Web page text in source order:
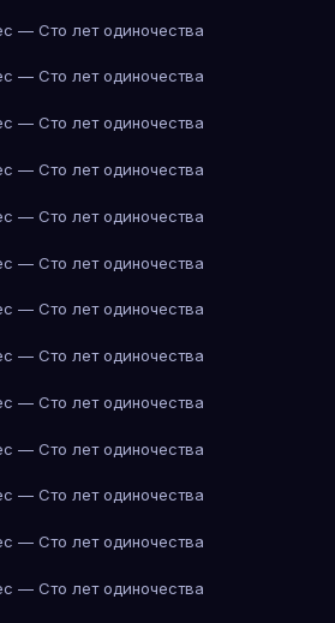
— Сто лет одиночества
— Сто лет одиночества
— Сто лет одиночества
— Сто лет одиночества
— Сто лет одиночества
— Сто лет одиночества
— Сто лет одиночества
— Сто лет одиночества
— Сто лет одиночества
— Сто лет одиночества
— Сто лет одиночества
— Сто лет одиночества
— Сто лет одиночества